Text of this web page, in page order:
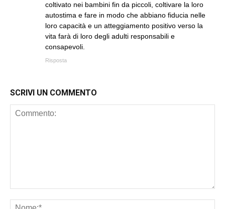
coltivato nei bambini fin da piccoli, coltivare la loro
autostima e fare in modo che abbiano fiducia nelle
loro capacità e un atteggiamento positivo verso la
vita farà di loro degli adulti responsabili e
consapevoli.
Risposta
SCRIVI UN COMMENTO